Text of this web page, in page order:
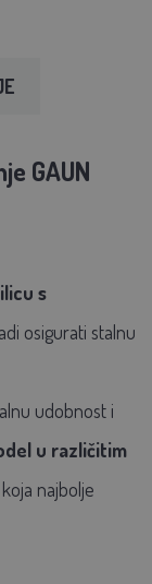
GAUN
s
osigurati stalnu
udobnost i
u različitim
najbolje